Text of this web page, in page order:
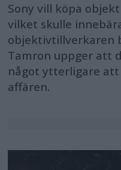
Sony vill köpa
vilket skulle
objektivtillverkaren
Tamron uppger att
något ytterligare
affären.